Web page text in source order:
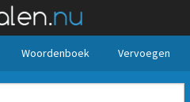
Woordenboek Vervoegen